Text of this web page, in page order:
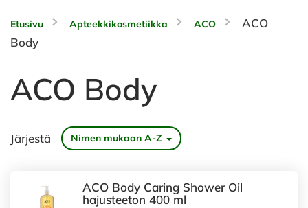
Etusivu Apteekkikosmetiikka ACO
ACO
Body
ACO Body
Järjestä Nimen mukaan A-Z
ACO Body Caring Shower Oil
hajusteeton 400 ml